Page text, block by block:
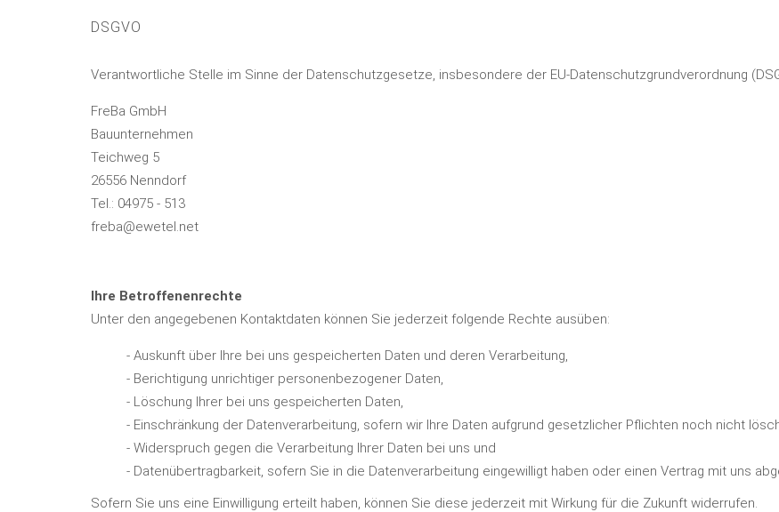
VON DER
DSGVO
Verantwortliche Stelle im Sinne der Datenschutzgesetze, insbesondere der EU-Datenschutzgrundverordnung
FreBa GmbH
Bauunternehmen
Teichweg 5
26556 Nenndorf
Tel.: 04975 - 513
freba@ewetel.net
Ihre Betroffenenrechte
Unter den angegebenen Kontaktdaten können Sie jederzeit folgende Rechte ausüben:
- Auskunft über Ihre bei uns gespeicherten Daten und deren Verarbeitung,
- Berichtigung unrichtiger personenbezogener Daten,
- Löschung Ihrer bei uns gespeicherten Daten,
- Einschränkung der Datenverarbeitung, sofern wir Ihre Daten aufgrund gesetzlicher Pflichten noch nicht
- Widerspruch gegen die Verarbeitung Ihrer Daten bei uns und
- Datenübertragbarkeit, sofern Sie in die Datenverarbeitung eingewilligt haben oder einen Vertrag mit uns
Sofern Sie uns eine Einwilligung erteilt haben, können Sie diese jederzeit mit Wirkung für die Zukunft widerrufen.